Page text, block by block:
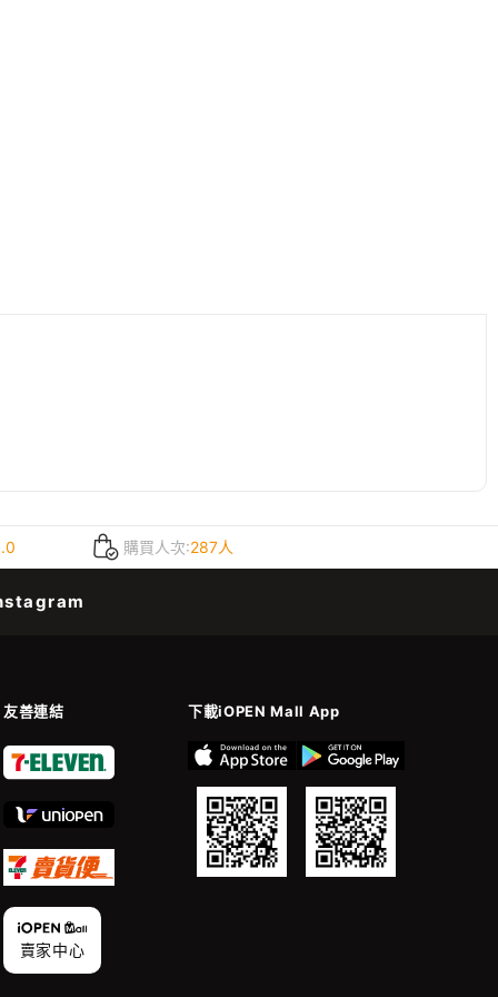
購買人次:287人
友善連結 下載iOPEN Mall App
賣家中心